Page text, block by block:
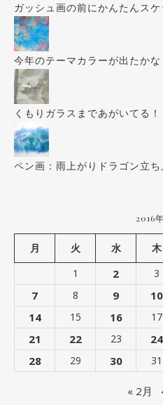
ガッシュ画の前にかんたんスケ
今年のテーマカラーが出たかな
くもりガラスまであがいてる！
ペン画：雨上がりドラゴン立ち
2016
月 火 水 木
1
2 3
7 8 9 10
14 15 16 17
21 22 23 24
28 29 30 31
« 2月